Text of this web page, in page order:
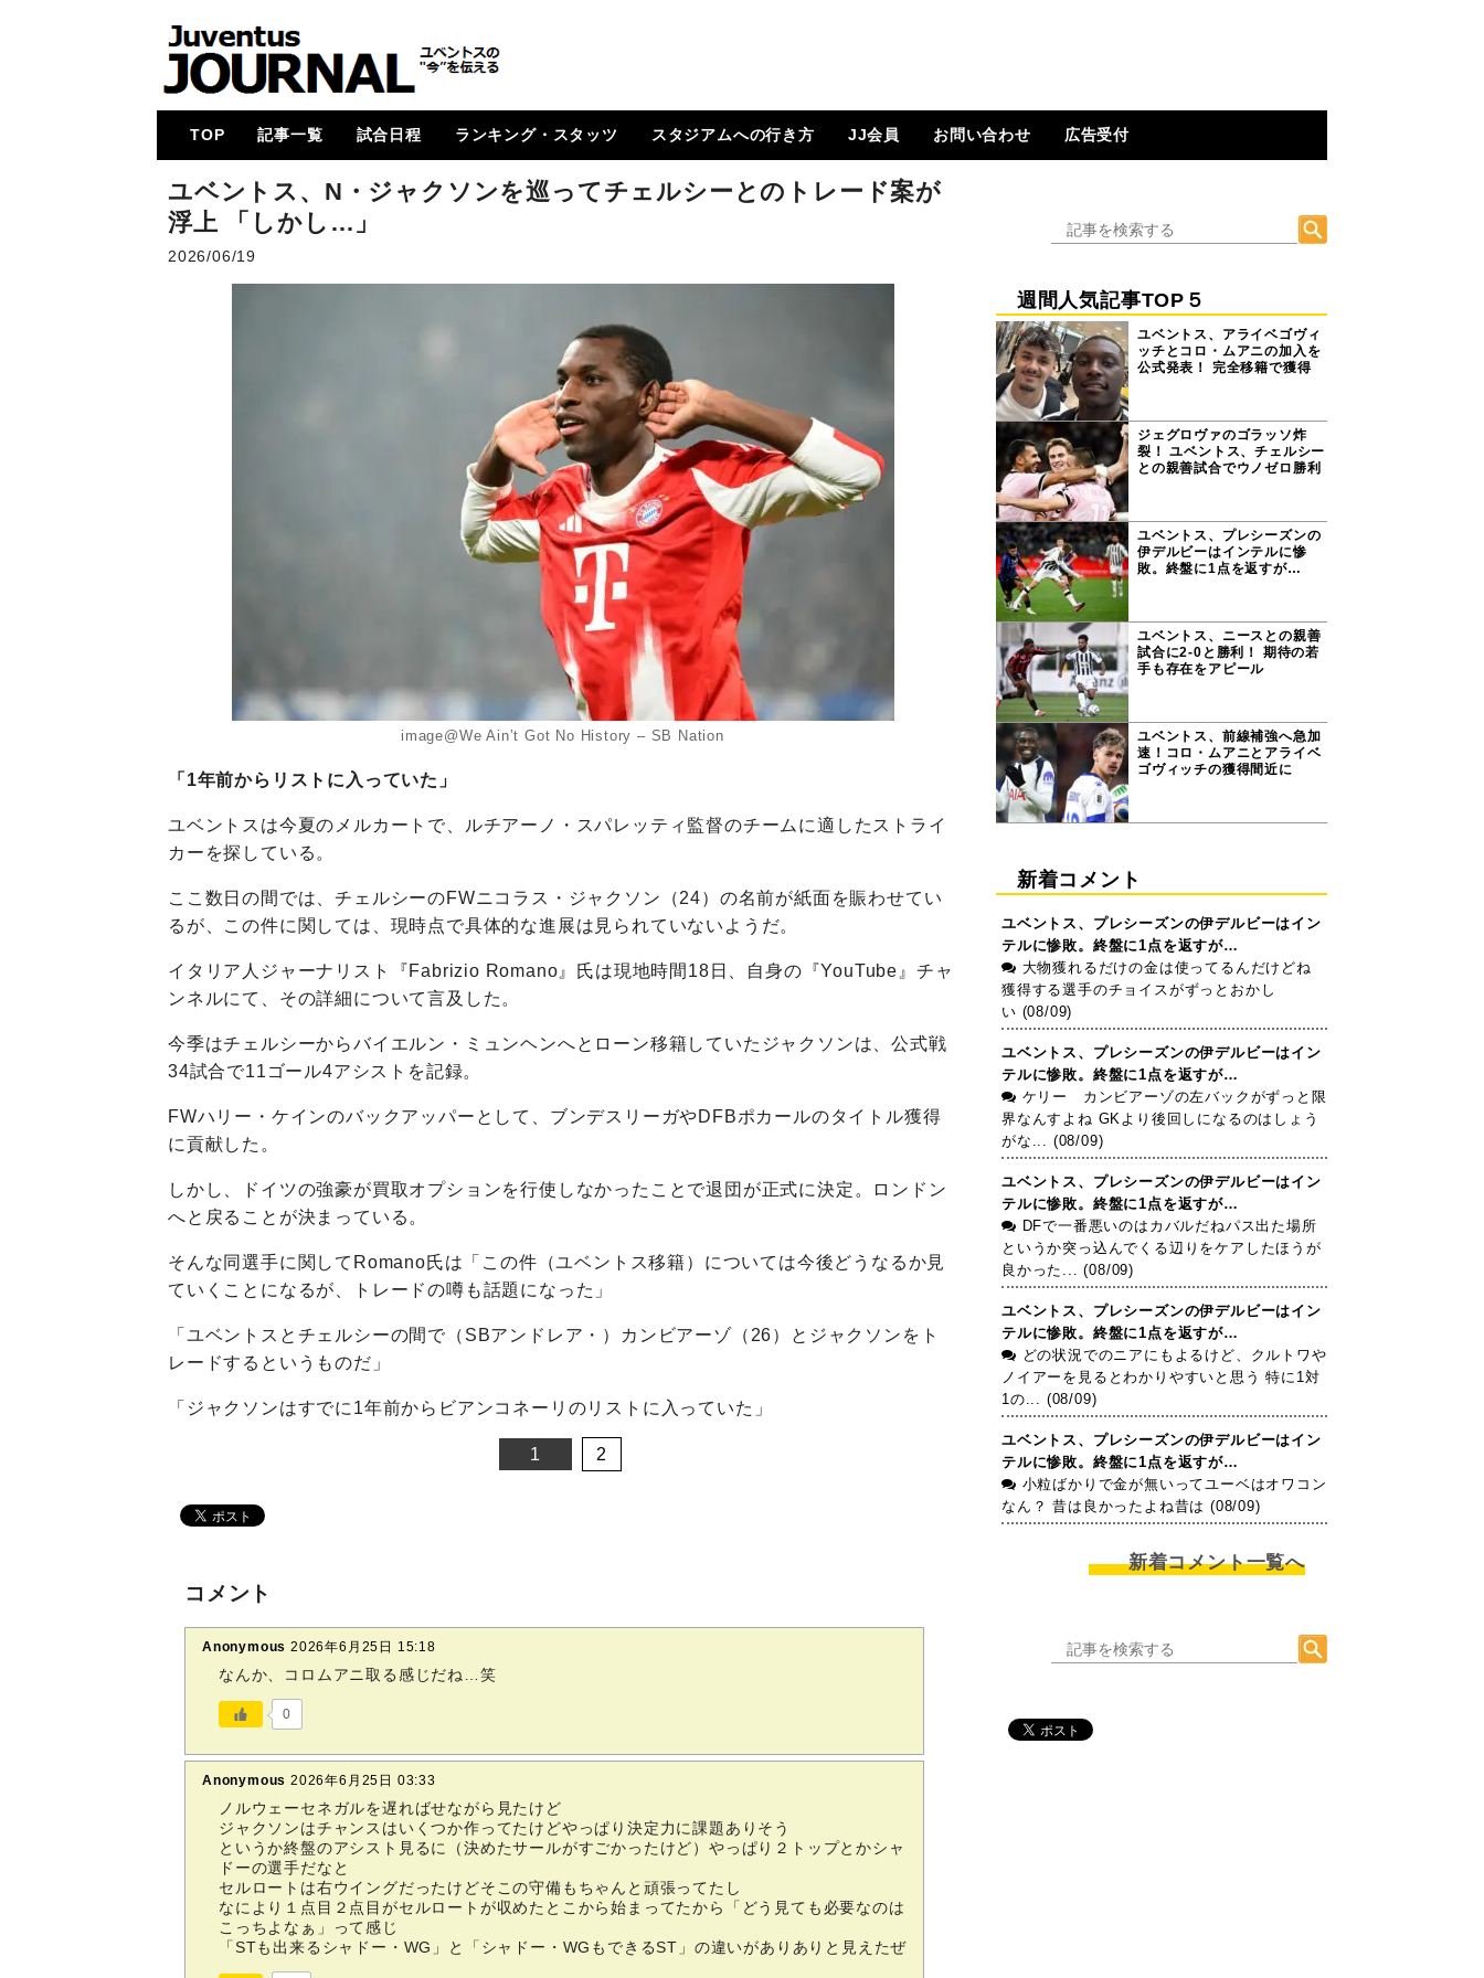
TOP 記事一覧
メイン
コラム
特集
メルカート
動画
試合レビュー
招集メンバー
UCL
U23・下部組織・
Women
カルチョ全般
試合日程
2017-18
2018-19
2019-20
2020-21
2021-22
2022-23
2023-24
2024-25
ランキング・スタッツ
各国順位表
次節 日程一覧
ゴールランキング
スタジアムへの行き方
はじめに
How To Go ?
JJ会員
JJ会員とは
ログイン
会員ページ
登録方法（図解）
お問い合わせ 広告受付
ユベントス、N・ジャクソンを巡ってチェルシーとのトレード案が
浮上 「しかし…」
2026/06/19
image@We Ain’t Got No History – SB Nation
「1年前からリストに入っていた」
ユベントスは今夏のメルカートで、ルチアーノ・スパレッティ監督のチームに適したストライ
カーを探している。
ここ数日の間では、チェルシーのFWニコラス・ジャクソン（24）の名前が紙面を賑わせてい
るが、この件に関しては、現時点で具体的な進展は見られていないようだ。
イタリア人ジャーナリスト『Fabrizio Romano』氏は現地時間18日、自身の『YouTube』チャ
ンネルにて、その詳細について言及した。
今季はチェルシーからバイエルン・ミュンヘンへとローン移籍していたジャクソンは、公式戦
34試合で11ゴール4アシストを記録。
FWハリー・ケインのバックアッパーとして、ブンデスリーガやDFBポカールのタイトル獲得
に貢献した。
しかし、ドイツの強豪が買取オプションを行使しなかったことで退団が正式に決定。ロンドン
へと戻ることが決まっている。
そんな同選手に関してRomano氏は「この件（ユベントス移籍）については今後どうなるか見
ていくことになるが、トレードの噂も話題になった」
「ユベントスとチェルシーの間で（SBアンドレア・）カンビアーゾ（26）とジャクソンをト
レードするというものだ」
「ジャクソンはすでに1年前からビアンコネーリのリストに入っていた」
1 2
コメント
Anonymous 2026年6月25日 15:18
なんか、コロムアニ取る感じだね…笑
0
Anonymous 2026年6月25日 03:33
ノルウェーセネガルを遅ればせながら見たけど
ジャクソンはチャンスはいくつか作ってたけどやっぱり決定力に課題ありそう
というか終盤のアシスト見るに（決めたサールがすごかったけど）やっぱり２トップとかシャ
ドーの選手だなと
セルロートは右ウイングだったけどそこの守備もちゃんと頑張ってたし
なにより１点目２点目がセルロートが収めたとこから始まってたから「どう見ても必要なのは
こっちよなぁ」って感じ
「STも出来るシャドー・WG」と「シャドー・WGもできるST」の違いがありありと見えたぜ
週間人気記事TOP５
ユベントス、アライベゴヴィ
ッチとコロ・ムアニの加入を
公式発表！ 完全移籍で獲得
ジェグロヴァのゴラッソ炸
裂！ ユベントス、チェルシー
との親善試合でウノゼロ勝利
ユベントス、プレシーズンの
伊デルビーはインテルに惨
敗。終盤に1点を返すが…
ユベントス、ニースとの親善
試合に2-0と勝利！ 期待の若
手も存在をアピール
ユベントス、前線補強へ急加
速！コロ・ムアニとアライベ
ゴヴィッチの獲得間近に
新着コメント
ユベントス、プレシーズンの伊デルビーはイン
テルに惨敗。終盤に1点を返すが…
大物獲れるだけの金は使ってるんだけどね
獲得する選手のチョイスがずっとおかし
い (08/09)
ユベントス、プレシーズンの伊デルビーはイン
テルに惨敗。終盤に1点を返すが…
ケリー カンビアーゾの左バックがずっと限
界なんすよね GKより後回しになるのはしょう
がな... (08/09)
ユベントス、プレシーズンの伊デルビーはイン
テルに惨敗。終盤に1点を返すが…
DFで一番悪いのはカバルだねパス出た場所
というか突っ込んでくる辺りをケアしたほうが
良かった... (08/09)
ユベントス、プレシーズンの伊デルビーはイン
テルに惨敗。終盤に1点を返すが…
どの状況でのニアにもよるけど、クルトワや
ノイアーを見るとわかりやすいと思う 特に1対
1の... (08/09)
ユベントス、プレシーズンの伊デルビーはイン
テルに惨敗。終盤に1点を返すが…
小粒ばかりで金が無いってユーベはオワコン
なん？ 昔は良かったよね昔は (08/09)
新着コメント一覧へ